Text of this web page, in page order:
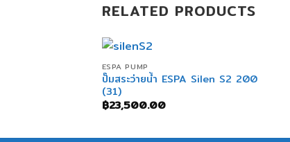
RELATED PRODUCTS
+
ESPA PUMP
ปั๊มสระว่ายน้ำ ESPA Silen S2 200
(31)
฿23,500.00